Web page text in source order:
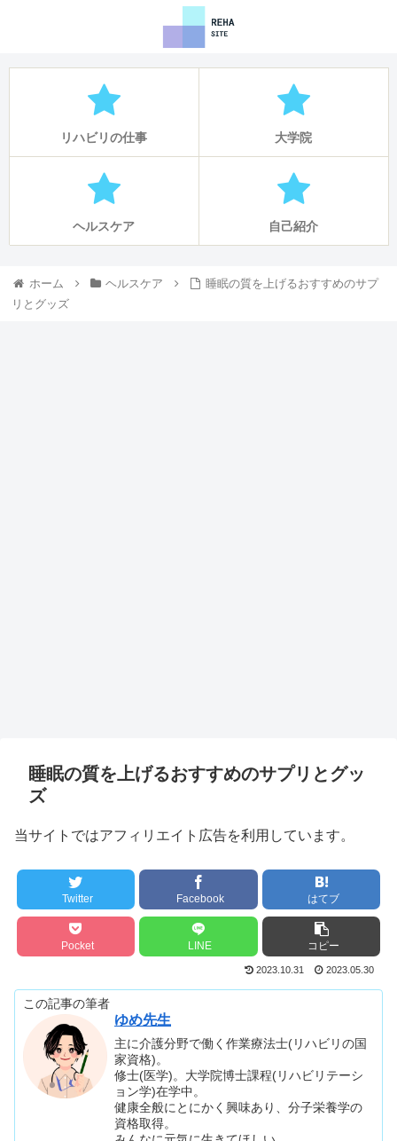
リハビリの仕事 大学院
ヘルスケア 自己紹介
ホーム ヘルスケア
睡眠の質を上げるおすすめのサプ
リとグッズ
睡眠の質を上げるおすすめのサプリとグッ
ズ
当サイトではアフィリエイト広告を利用しています。
Twitter Facebook はてブ
Pocket LINE コピー
2023.10.31 2023.05.30
この記事の筆者
ゆめ先生
主に介護分野で働く作業療法士(リハビリの国
家資格)。
修士(医学)。大学院博士課程(リハビリテーシ
ョン学)在学中。
健康全般にとにかく興味あり、分子栄養学の
資格取得。